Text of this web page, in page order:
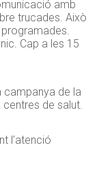
amb
trucades. Això
Cap a les 15
de la
de salut.
l’atenció